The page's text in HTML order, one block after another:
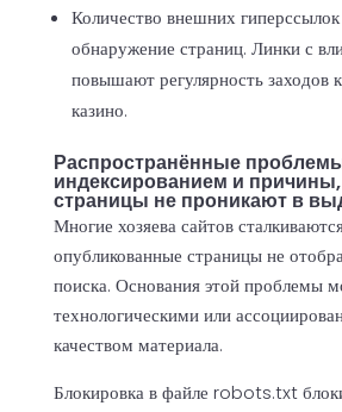
Количество внешних гиперссылок
обнаружение страниц. Линки с
повышают регулярность заходов
казино.
Распространённые
индексированием и
страницы не проникают в
Многие хозяева сайтов
опубликованные страницы не
поиска. Основания этой проблемы
технологическими или
качеством материала.
Блокировка в файле robots.txt